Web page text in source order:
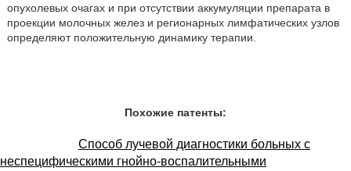
опухолевых очагах и при отсутствии аккумуляции препарата в
проекции молочных желез и регионарных лимфатических узлов
определяют положительную динамику терапии.
Похожие патенты:
Способ лучевой диагностики больных с
неспецифическими гнойно-воспалительными